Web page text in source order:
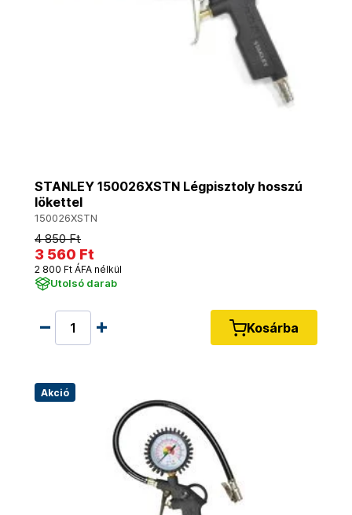
STANLEY 150026XSTN Légpisztoly hosszú
lökettel
150026XSTN
4 850 Ft
3 560 Ft
2 800 Ft ÁFA nélkül
Utolsó darab
Kosárba
Akció